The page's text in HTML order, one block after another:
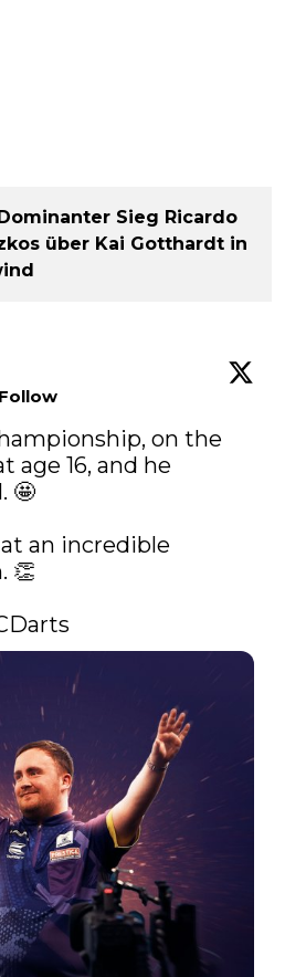
Sieg Ricardo
über Kai Gotthardt in
Follow
on the
age 16, and he
🤩
an incredible
👏